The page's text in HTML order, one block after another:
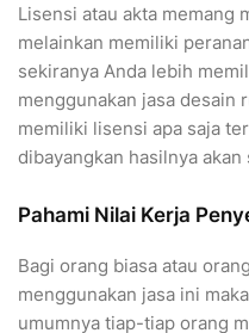
Lisensi atau akta memang
melainkan memiliki
sekiranya Anda lebih
menggunakan jasa desain
memiliki lisensi apa saja
dibayangkan hasilnya
Pahami Nilai Kerja
Bagi orang biasa atau
menggunakan jasa ini
umumnya tiap-tiap orang